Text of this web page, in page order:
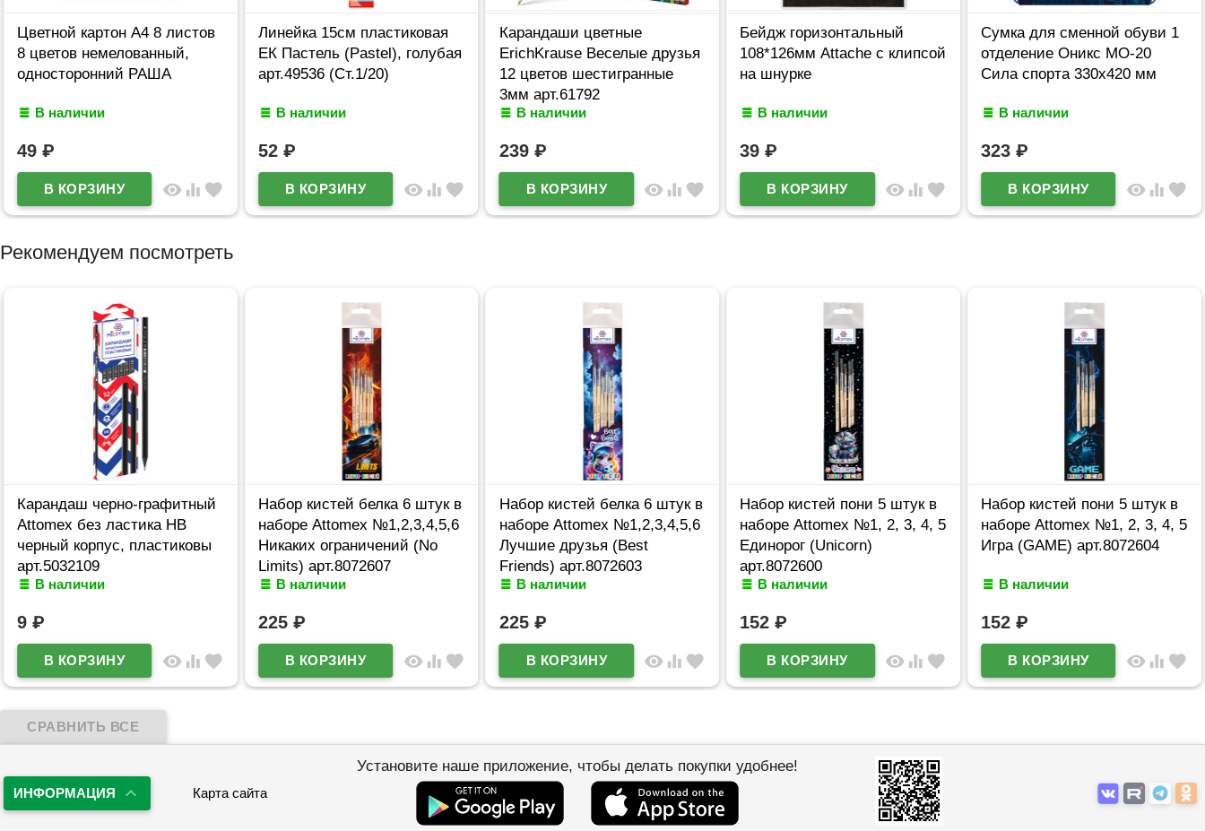
Цветной картон А4 8 листов
8 цветов немелованный,
односторонний РАША
В наличии
49 ₽
visibility equalizer favorite
Линейка 15см пластиковая
ЕК Пастель (Pastel), голубая
арт.49536 (Ст.1/20)
В наличии
52 ₽
visibility equalizer favorite
Карандаши цветные
ErichKrause Веселые друзья
12 цветов шестигранные
3мм арт.61792
В наличии
239 ₽
visibility equalizer favorite
Бейдж горизонтальный
108*126мм Attache с клипсой
на шнурке
В наличии
39₽
visibility equalizer favorite
Сумка для сменной обуви 1
отделение Оникс МО-20
Сила спорта 330х420 мм
В наличии
323₽
visibility equalizer favorite
Рекомендуем посмотреть
Карандаш черно-графитный
Attomex без ластика НВ
черный корпус, пластиковы
арт.5032109
В наличии
9 ₽
visibility equalizer favorite
Набор кистей белка 6 штук в
наборе Attomex №1,2,3,4,5,6
Никаких ограничений (No
Limits) арт.8072607
В наличии
225 ₽
visibility equalizer favorite
Набор кистей белка 6 штук в
наборе Attomex №1,2,3,4,5,6
Лучшие друзья (Best
Friends) арт.8072603
В наличии
225 ₽
visibility equalizer favorite
Набор кистей пони 5 штук в
наборе Attomex №1, 2, 3, 4, 5
Единорог (Unicorn)
арт.8072600
В наличии
152₽
visibility equalizer favorite
Набор кистей пони 5 штук в
наборе Attomex №1, 2, 3, 4, 5
Игра (GAME) арт.8072604
В наличии
152₽
visibility equalizer favorite
ИНФОРМАЦИЯ Карта сайта
Установите наше приложение, чтобы делать покупки удобнее!